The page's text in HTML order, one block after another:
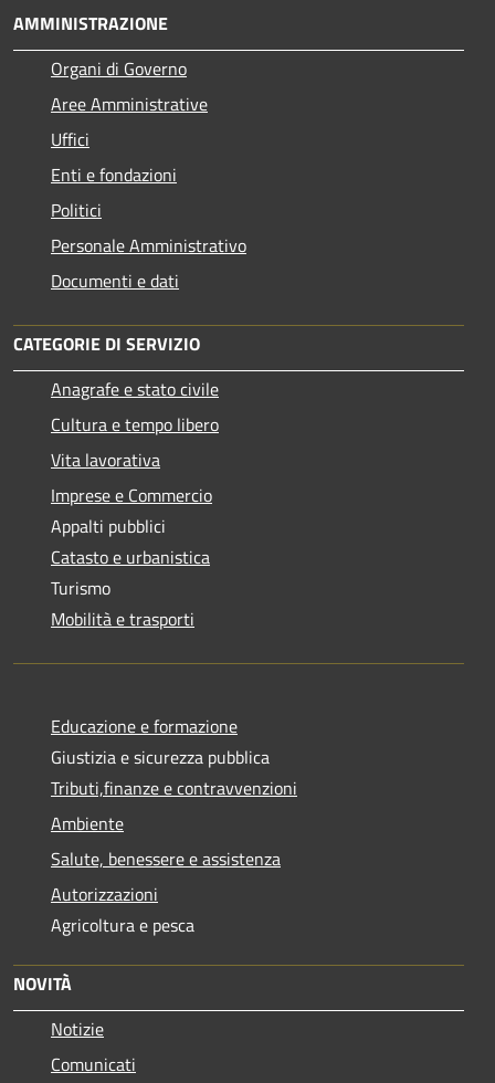
AMMINISTRAZIONE
Organi di Governo
Aree Amministrative
Uffici
Enti e fondazioni
Politici
Personale Amministrativo
Documenti e dati
CATEGORIE DI SERVIZIO
Anagrafe e stato civile
Cultura e tempo libero
Vita lavorativa
Imprese e Commercio
Appalti pubblici
Catasto e urbanistica
Turismo
Mobilità e trasporti
Educazione e formazione
Giustizia e sicurezza pubblica
Tributi,finanze e contravvenzioni
Ambiente
Salute, benessere e assistenza
Autorizzazioni
Agricoltura e pesca
NOVITÀ
Notizie
Comunicati